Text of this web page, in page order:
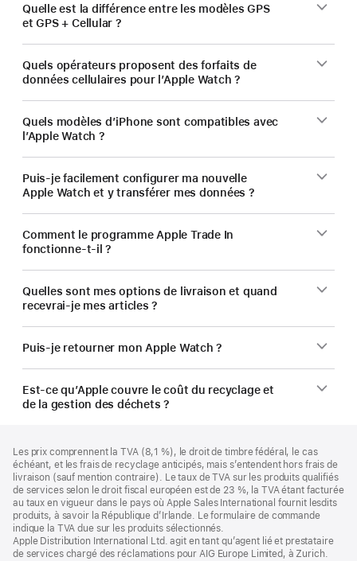
Quelle est la différence entre les modèles GPS
et GPS + Cellular ?
Quels opérateurs proposent des forfaits de
données cellulaires pour l’Apple Watch ?
Quels modèles d’iPhone sont compatibles avec
l’Apple Watch ?
Puis‑je facilement configurer ma nouvelle
Apple Watch et y transférer mes données ?
Comment le programme Apple Trade In
fonctionne-t-il ?
Quelles sont mes options de livraison et quand
recevrai-je mes articles ?
Puis-je retourner mon Apple Watch ?
Est-ce qu’Apple couvre le coût du recyclage et
de la gestion des déchets ?
de
page
de
bas
de
page
Les prix comprennent la TVA (8,1 %), le droit de timbre fédéral, le cas
échéant, et les frais de recyclage anticipés, mais s’entendent hors frais de
livraison (sauf mention contraire). Le taux de TVA sur les produits qualifiés
de services selon le droit fiscal européen est de 23 %, la TVA étant facturée
au taux en vigueur dans le pays où Apple Sales International fournit lesdits
produits, à savoir la République d’Irlande. Le formulaire de commande
indique la TVA due sur les produits sélectionnés.
Apple Distribution International Ltd. agit en tant qu’agent lié et prestataire
de services chargé des réclamations pour AIG Europe Limited, à Zurich.